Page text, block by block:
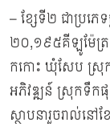
– ខ្សែទី២ ជាប្រភេ
២០,១៩៥គីឡូម៉ែត្រ
កកោះ ឃុំសែប ស្រុ
អភិវឌ្ឍន៍ ស្រុកទឹកផុ
ស្ថាបនារួចរាល់នៅ